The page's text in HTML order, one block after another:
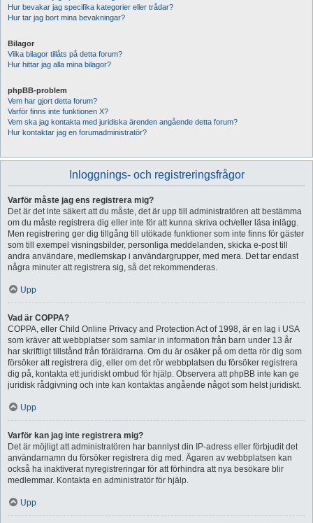
Hur bevakar jag specifika kategorier eller trådar?
Hur tar jag bort mina bevakningar?
Bilagor
Vilka bilagor tillåts på detta forum?
Hur hittar jag alla mina bilagor?
phpBB-problem
Vem har gjort detta forum?
Varför finns inte funktionen X?
Vem ska jag kontakta med juridiska ärenden angående detta forum?
Hur kontaktar jag en forumadministratör?
Inloggnings- och registreringsfrågor
Varför måste jag ens registrera mig?
Det är det inte säkert att du måste, det är upp till administratören att bestämma
om du måste registrera dig eller inte för att kunna skriva och/eller läsa inlägg.
Men registrering ger dig tillgång till utökade funktioner som inte finns för gäster
som till exempel visningsbilder, personliga meddelanden, skicka e-post till
andra användare, medlemskap i användargrupper, med mera. Det tar endast
några minuter att registrera sig, så det rekommenderas.
Upp
Vad är COPPA?
COPPA, eller Child Online Privacy and Protection Act of 1998, är en lag i USA
som kräver att webbplatser som samlar in information från barn under 13 år
har skriftligt tillstånd från föräldrarna. Om du är osäker på om detta rör dig som
försöker att registrera dig, eller om det rör webbplatsen du försöker registrera
dig på, kontakta ett juridiskt ombud för hjälp. Observera att phpBB inte kan ge
juridisk rådgivning och inte kan kontaktas angående något som helst juridiskt.
Upp
Varför kan jag inte registrera mig?
Det är möjligt att administratören har bannlyst din IP-adress eller förbjudit det
användarnamn du försöker registrera dig med. Ägaren av webbplatsen kan
också ha inaktiverat nyregistreringar för att förhindra att nya besökare blir
medlemmar. Kontakta en administratör för hjälp.
Upp